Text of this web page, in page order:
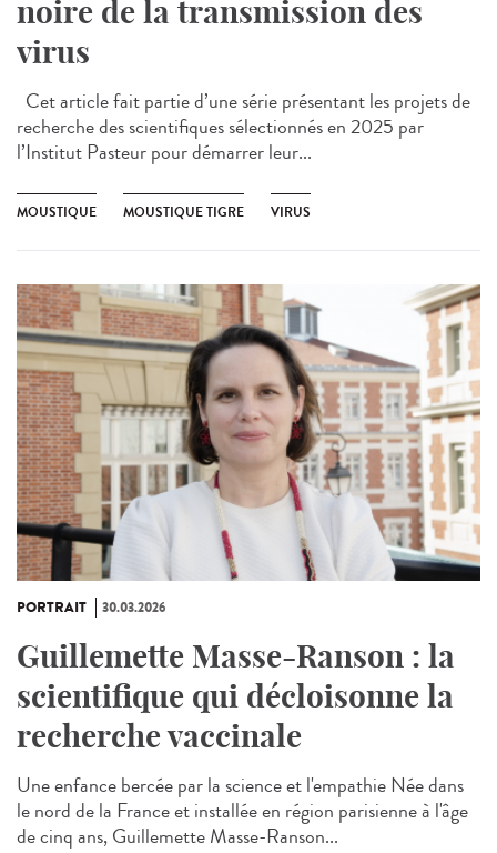
noire de la transmission des
virus
Cet article fait partie d’une série présentant les projets de
recherche des scientifiques sélectionnés en 2025 par
l’Institut Pasteur pour démarrer leur...
MOUSTIQUE MOUSTIQUE TIGRE VIRUS
PORTRAIT 30.03.2026
Guillemette Masse-Ranson : la
scientifique qui décloisonne la
recherche vaccinale
Une enfance bercée par la science et l'empathie Née dans
le nord de la France et installée en région parisienne à l'âge
de cinq ans, Guillemette Masse-Ranson...